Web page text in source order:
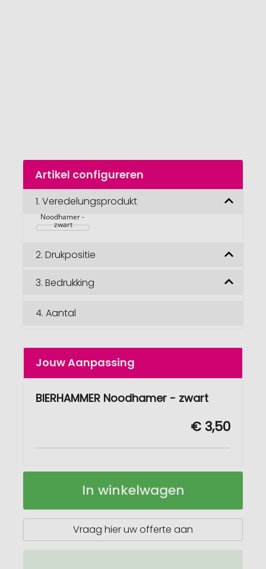
Naar
begin
afbeeldingengalerij
Artikel configureren
1. Veredelungsprodukt
Noodhamer -
zwart
2. Drukpositie
3. Bedrukking
4. Aantal
Jouw Aanpassing
BIERHAMMER Noodhamer - zwart
€ 3,50
BIERHAMMER
Op
In winkelwagen
Vraag hier uw offerte aan